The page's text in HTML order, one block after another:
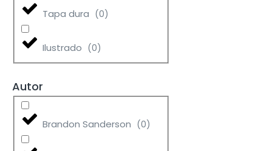
Tapa dura (0)
Ilustrado (0)
Autor
Brandon Sanderson (0)